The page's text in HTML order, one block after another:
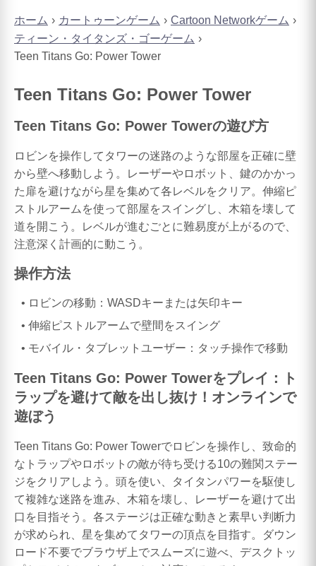
ホーム カートゥーンゲーム
Cartoon Networkゲーム
ティーン・タイタンズ・ゴーゲーム
Teen Titans Go: Power Tower
Teen Titans Go: Power Tower
Teen Titans Go: Power Towerの遊び方
ロビンを操作してタワーの迷路のような部屋を正確に壁
から壁へ移動しよう。レーザーやロボット、鍵のかかっ
た扉を避けながら星を集めて各レベルをクリア。伸縮ピ
ストルアームを使って部屋をスイングし、木箱を壊して
道を開こう。レベルが進むごとに難易度が上がるので、
注意深く計画的に動こう。
操作方法
ロビンの移動：WASDキーまたは矢印キー
伸縮ピストルアームで壁間をスイング
モバイル・タブレットユーザー：タッチ操作で移動
Teen Titans Go: Power Towerをプレイ：ト
ラップを避けて敵を出し抜け！オンラインで
遊ぼう
Teen Titans Go: Power Towerでロビンを操作し、致命的
なトラップやロボットの敵が待ち受ける10の難関ステー
ジをクリアしよう。頭を使い、タイタンパワーを駆使し
て複雑な迷路を進み、木箱を壊し、レーザーを避けて出
口を目指そう。各ステージは正確な動きと素早い判断力
が求められ、星を集めてタワーの頂点を目指す。ダウン
ロード不要でブラウザ上でスムーズに遊べ、デスクトッ